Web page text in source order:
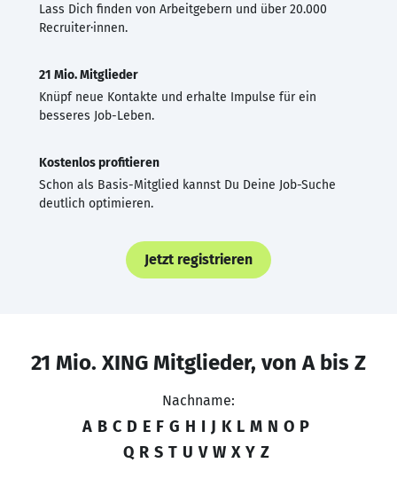
Lass Dich finden von Arbeitgebern und über 20.000
Recruiter·innen.
21 Mio. Mitglieder
Knüpf neue Kontakte und erhalte Impulse für ein
besseres Job-Leben.
Kostenlos profitieren
Schon als Basis-Mitglied kannst Du Deine Job-Suche
deutlich optimieren.
Jetzt registrieren
21 Mio. XING Mitglieder, von A bis Z
Nachname:
A B C D E F G H I J K L M N O P
Q R S T U V W X Y Z